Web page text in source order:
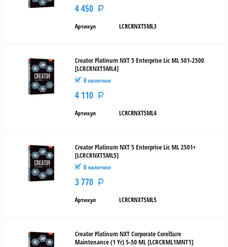
Platinum
4 450 Р
Артикул LCRCRNXT5ML3
Creator Platinum NXT 5 Enterprise Lic ML 501-2500
[LCRCRNXT5ML4]
В наличии
4 110 Р
Артикул LCRCRNXT5ML4
Creator Platinum NXT 5 Enterprise Lic ML 2501+
[LCRCRNXT5ML5]
В наличии
3 770 Р
Артикул LCRCRNXT5ML5
Creator Platinum NXT Corporate CorelSure
Maintenance (1 Yr) 5-50 ML [LCRCRML1MNT1]